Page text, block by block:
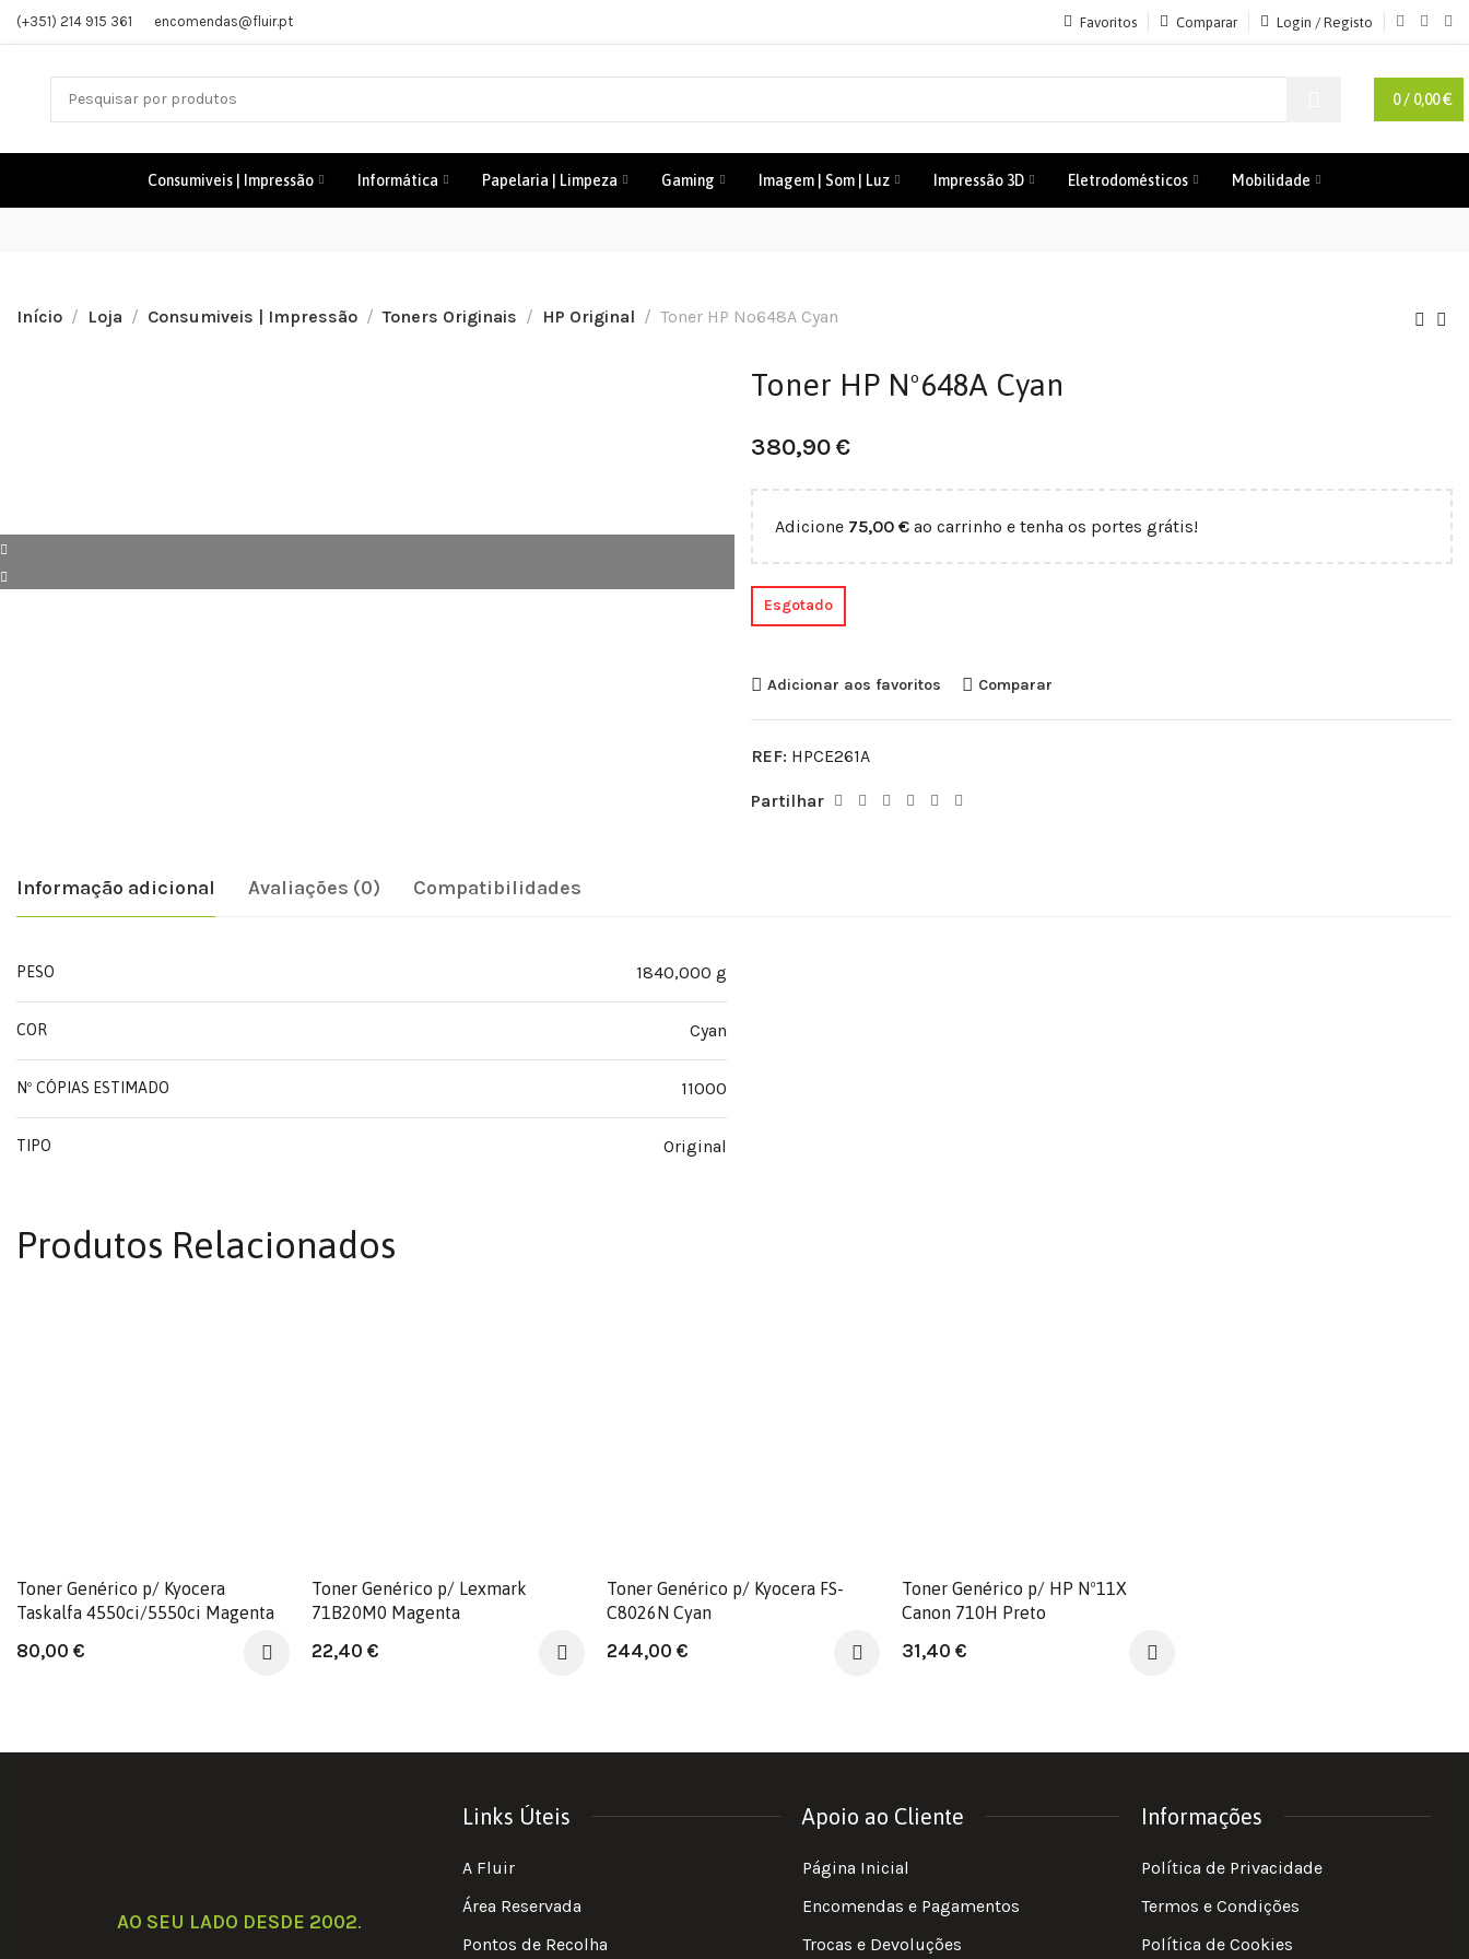
(+351) 214 915 361 encomendas@fluir.pt Favoritos Comparar Login / Registo
0/ 0,00€
Consumiveis | Impressão Informática Papelaria | Limpeza Gaming Imagem | Som | Luz Impressão 3D Eletrodomésticos Mobilidade
Início Loja Consumiveis | Impressão Toners Originais HP Original Toner HP Nº648A Cyan
Toner HP Nº648A Cyan
380,90€
Adicione 75,00 € ao carrinho e tenha os portes grátis!
Esgotado
Adicionar aos favoritos Comparar
REF: HPCE261A
Partilhar
Informação adicional Avaliações (0) Compatibilidades
PESO 1840,000 g
COR Cyan
Nº CÓPIAS ESTIMADO 11000
TIPO Original
Produtos Relacionados
Toner Genérico p/ Kyocera
Taskalfa 4550ci/5550ci Magenta
80,00 €
Toner Genérico p/ Lexmark
71B20M0 Magenta
22,40 €
Toner Genérico p/ Kyocera FS-
C8026N Cyan
244,00 €
Toner Genérico p/ HP Nº11X
Canon 710H Preto
31,40 €
AO SEU LADO DESDE 2002.
Links Úteis
A Fluir
Área Reservada
Pontos de Recolha
Apoio ao Cliente
Página Inicial
Encomendas e Pagamentos
Trocas e Devoluções
Informações
Política de Privacidade
Termos e Condições
Política de Cookies